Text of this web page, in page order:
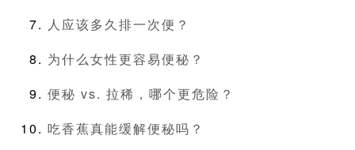
人应该多久排一次便？
为什么女性更容易便秘？
便秘 vs. 拉稀，哪个更危险？
吃香蕉真能缓解便秘吗？